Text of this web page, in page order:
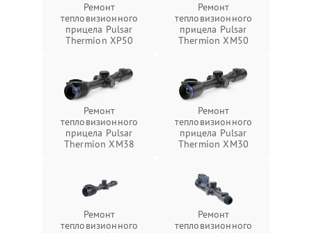
Ремонт
тепловизионного
прицела Pulsar
Thermion XP50
Ремонт
тепловизионного
прицела Pulsar
Thermion XM50
Ремонт
тепловизионного
прицела Pulsar
Thermion XM38
Ремонт
тепловизионного
прицела Pulsar
Thermion XM30
Ремонт
тепловизионного
Ремонт
тепловизионного